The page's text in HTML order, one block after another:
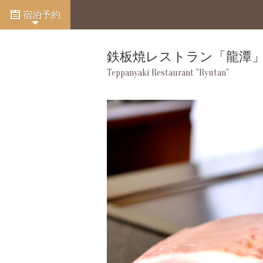
鉄板焼レストラン 「龍潭
Teppanyaki Restaurant "Ryutan"
宿泊予約